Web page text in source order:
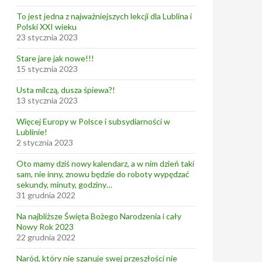
To jest jedna z najważniejszych lekcji dla Lublina i
Polski XXI wieku
23 stycznia 2023
Stare jare jak nowe!!!
15 stycznia 2023
Usta milczą, dusza śpiewa?!
13 stycznia 2023
Więcej Europy w Polsce i subsydiarności w
Lublinie!
2 stycznia 2023
Oto mamy dziś nowy kalendarz, a w nim dzień taki
sam, nie inny, znowu będzie do roboty wypędzać
sekundy, minuty, godziny…
31 grudnia 2022
Na najbliższe Święta Bożego Narodzenia i cały
Nowy Rok 2023
22 grudnia 2022
Naród, który nie szanuje swej przeszłości nie